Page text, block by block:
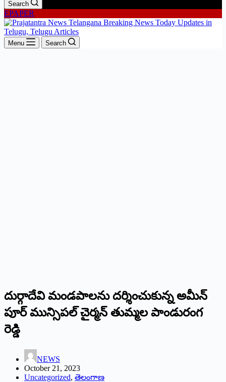
Search
EPAPER
Menu Search
దుర్గాదేవి మండపాలను దర్శించుకున్న అమీన్
పూర్ మున్సిపల్ చైర్మన్ తుమ్మల పాండురంగ
రెడ్డి
NEWS
October 21, 2023
Uncategorized, తెలంగాణ